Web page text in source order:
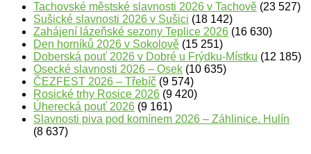
Tachovské městské slavnosti 2026 v Tachově (23 527)
Sušické slavnosti 2026 v Sušici (18 142)
Zahájení lázeňské sezony Teplice 2026 (16 630)
Den horníků 2026 v Sokolově (15 251)
Doberská pouť 2026 v Dobré u Frýdku-Místku (12 185)
Osecké slavnosti 2026 – Osek (10 635)
ČEZFEST 2026 – Třebíč (9 574)
Rosické trhy Rosice 2026 (9 420)
Úherecká pouť 2026 (9 161)
Slavnosti piva pod komínem 2026 – Záhlinice. Hulín
(8 637)